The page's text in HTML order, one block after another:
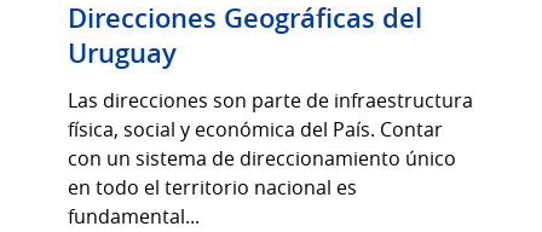
Direcciones Geográficas del
Uruguay
Las direcciones son parte de infraestructura
física, social y económica del País. Contar
con un sistema de direccionamiento único
en todo el territorio nacional es
fundamental...